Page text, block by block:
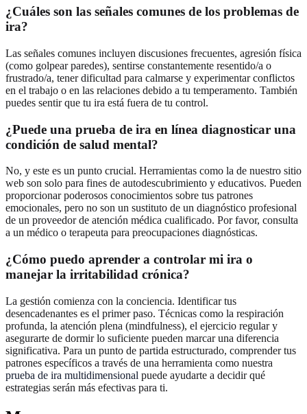
¿Cuáles son las señales comunes de los problemas de
ira?
Las señales comunes incluyen discusiones frecuentes, agresión física
(como golpear paredes), sentirse constantemente resentido/a o
frustrado/a, tener dificultad para calmarse y experimentar conflictos
en el trabajo o en las relaciones debido a tu temperamento. También
puedes sentir que tu ira está fuera de tu control.
¿Puede una prueba de ira en línea diagnosticar una
condición de salud mental?
No, y este es un punto crucial. Herramientas como la de nuestro sitio
web son solo para fines de autodescubrimiento y educativos. Pueden
proporcionar poderosos conocimientos sobre tus patrones
emocionales, pero no son un sustituto de un diagnóstico profesional
de un proveedor de atención médica cualificado. Por favor, consulta
a un médico o terapeuta para preocupaciones diagnósticas.
¿Cómo puedo aprender a controlar mi ira o
manejar la irritabilidad crónica?
La gestión comienza con la conciencia. Identificar tus
desencadenantes es el primer paso. Técnicas como la respiración
profunda, la atención plena (mindfulness), el ejercicio regular y
asegurarte de dormir lo suficiente pueden marcar una diferencia
significativa. Para un punto de partida estructurado, comprender tus
patrones específicos a través de una herramienta como nuestra
prueba de ira multidimensional puede ayudarte a decidir qué
estrategias serán más efectivas para ti.